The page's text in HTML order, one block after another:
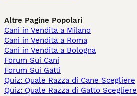
Altre Pagine Popolari
Cani in Vendita a Milano
Cani in Vendita a Roma
Cani in Vendita a Bologna
Forum Sui Cani
Forum Sui Gatti
Quiz: Quale Razza di Cane Scegliere
Quiz: Quale Razza di Gatto Scegliere